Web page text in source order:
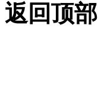
返回顶部